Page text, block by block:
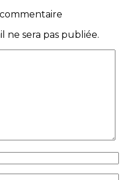
ne sera pas publiée.